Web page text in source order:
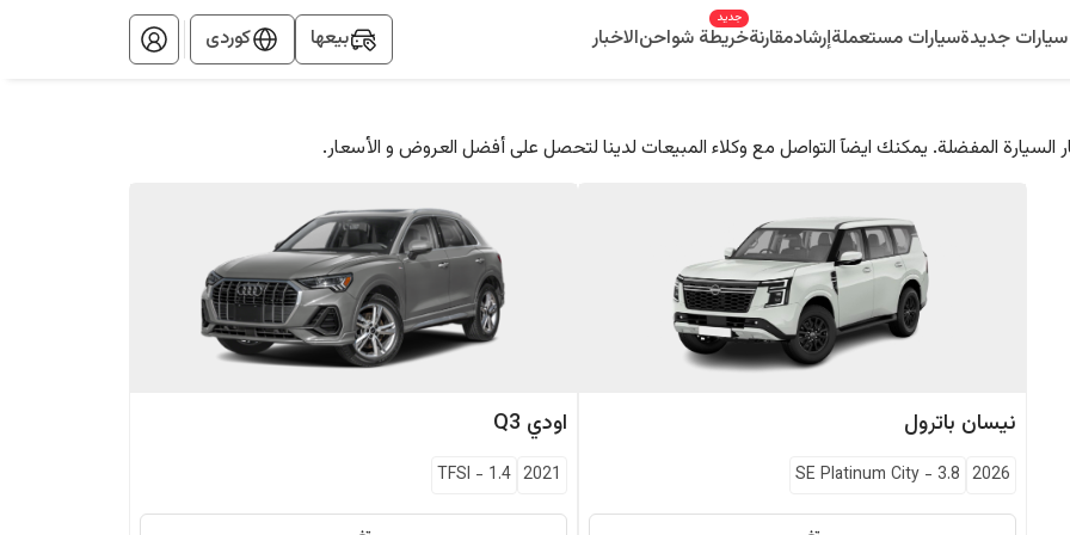
سيارات جديدةسيارات مستعملةإرشادمقارنةخريطة شواحن
جديد
الاخبار بيعها کوردی
المفضلة. يمكنك ايضآ التواصل مع وكلاء المبيعات لدينا لتحصل على أفضل العروض و الأسعار.
نيسان باترول
2026
SE Platinum City - 3.8
اودي Q3
2021
TFSI - 1.4